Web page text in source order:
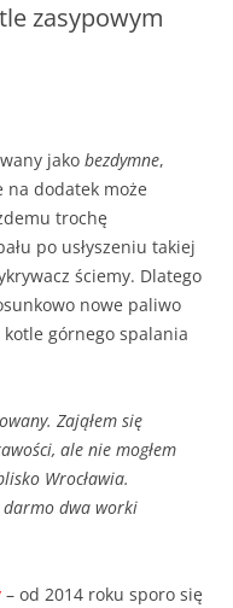
zasypowym
jako bezdymne,
na dodatek może
trochę
po usłyszeniu takiej
ściemy. Dlatego
nowe paliwo
górnego spalania
Zająłem się
ale nie mogłem
Wrocławia.
darmo dwa worki
– od 2014 roku sporo się